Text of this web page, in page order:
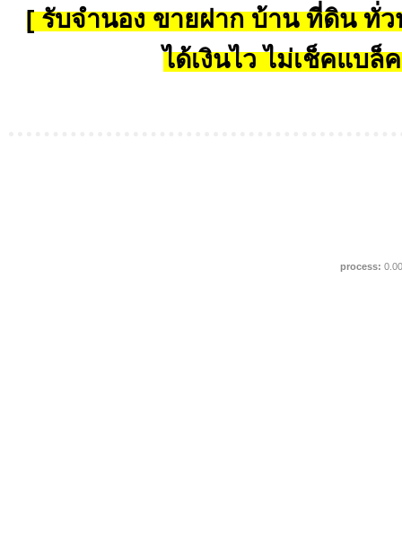
[ รับจำนอง ขายฝาก บ้าน ที่ดิน ทั่ว
ได้เงินไว ไม่เช็คแบล็
process: